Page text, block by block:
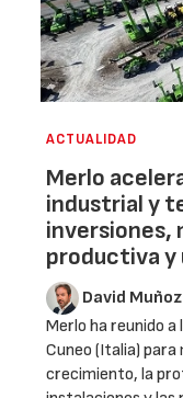
ACTUALIDAD
Merlo
industrial y
inversiones,
productiva y
David Muñoz
Merlo ha reunido a
Cuneo (Italia)
crecimiento, la